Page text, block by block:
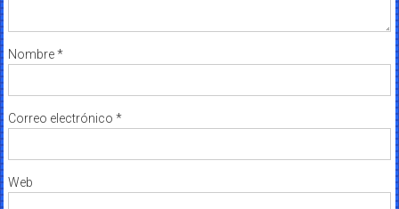
Nombre*
Correo electrónico *
Web